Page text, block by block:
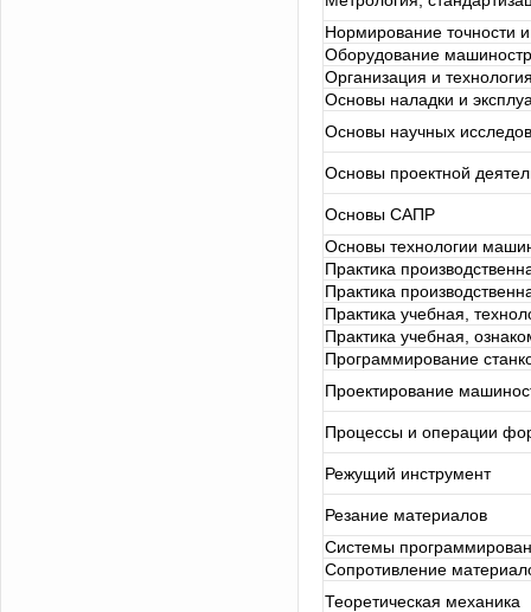
Нормирование точности
Оборудование
Организация и
Основы наладки и
Основы научных
Основы проектной
Основы САПР
Основы технологии
Практика
Практика
Практика учебная,
Практика учебная,
Программирование
Проектирование
Процессы и операции
Режущий инструмент
Резание материалов
Системы
Сопротивление
Теоретическая механика